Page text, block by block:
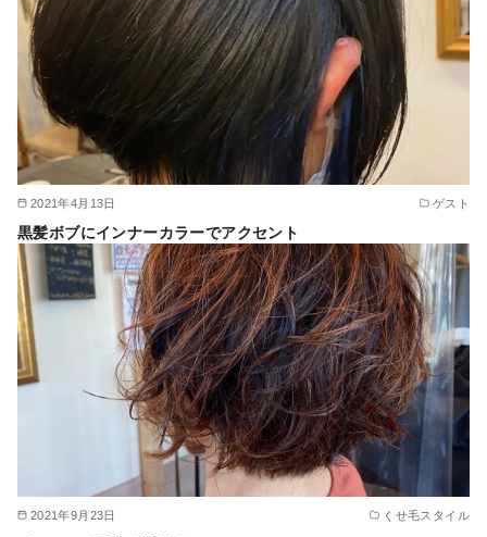
2021年4月13日 ゲスト
黒髪ボブにインナーカラーでアクセント
2021年9月23日 くせ毛スタイル